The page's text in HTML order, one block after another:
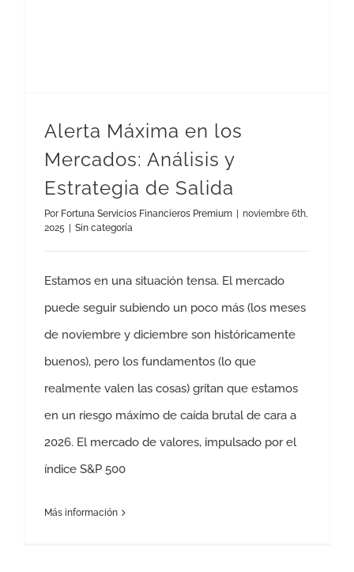
Alerta Máxima en los
Mercados: Análisis y
Estrategia de Salida
Por Fortuna Servicios Financieros Premium
noviembre 6th,
2025
Sin categoría
Estamos en una situación tensa. El mercado
puede seguir subiendo un poco más (los meses
de noviembre y diciembre son históricamente
buenos), pero los fundamentos (lo que
realmente valen las cosas) gritan que estamos
en un riesgo máximo de caída brutal de cara a
2026. El mercado de valores, impulsado por el
índice S&P 500
Más información